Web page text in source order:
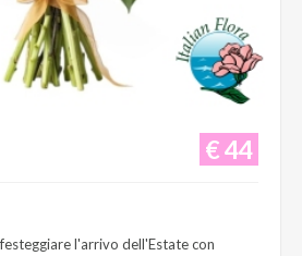
€ 44
l'arrivo dell'Estate con